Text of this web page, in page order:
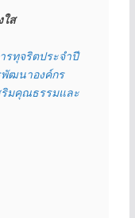
ส
รทุจริตประจำปี
พัฒนาองค์กร
ริมคุณธรรมและ